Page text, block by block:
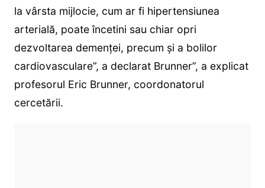
la vârsta mijlocie, cum ar fi hipertensiunea
arterială, poate încetini sau chiar opri
dezvoltarea demenței, precum și a bolilor
cardiovasculare”, a declarat Brunner”, a explicat
profesorul Eric Brunner, coordonatorul
cercetării.